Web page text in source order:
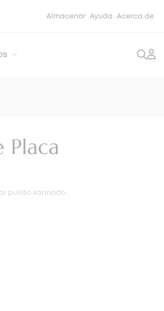
Almacenar Ayuda Acerca de
Placa
pulido satinado.